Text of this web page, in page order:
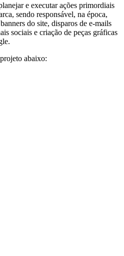
e executar ações primordiais
sendo responsável, na época,
do site, disparos de e-mails
sociais e criação de peças gráficas
abaixo: